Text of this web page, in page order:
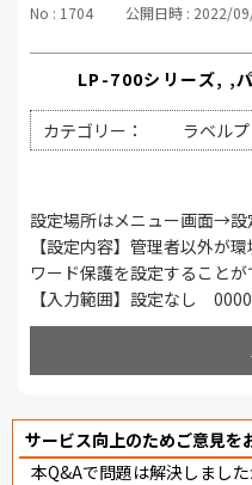
No : 1704 公開日時 : 2022/
LP-700シリーズ, ,
カテゴリー： ラベル
設定場所はメニュー画面→
【設定内容】管理者以外が
ワード保護を設定することが
【入力範囲】設定なし
サービス向上のためご意見を
本Q&Aで問題は解決しました